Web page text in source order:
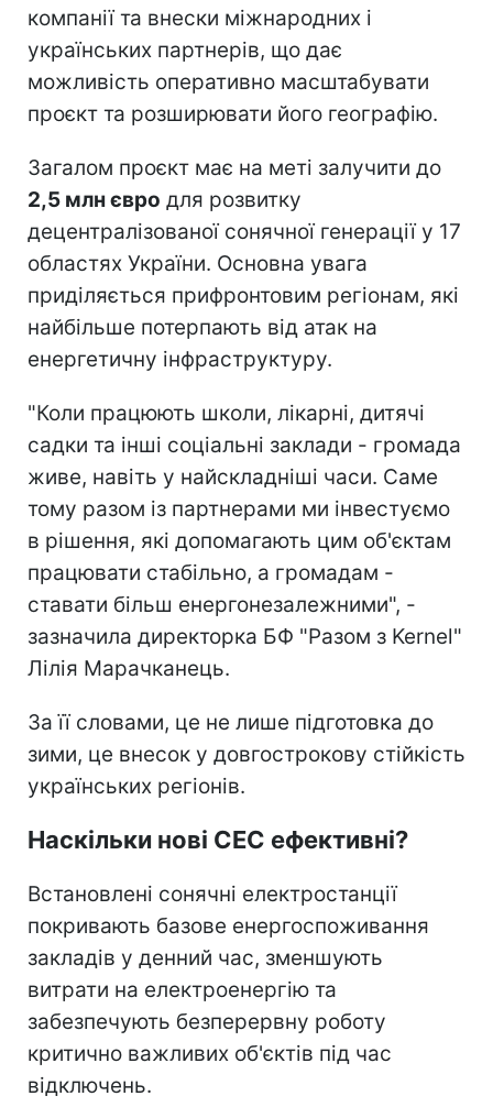
компанії та внески міжнародних і
українських партнерів, що дає
можливість оперативно масштабувати
проєкт та розширювати його географію.
Загалом проєкт має на меті залучити до
2,5 млн євро для розвитку
децентралізованої сонячної генерації у 17
областях України. Основна увага
приділяється прифронтовим регіонам, які
найбільше потерпають від атак на
енергетичну інфраструктуру.
"Коли працюють школи, лікарні, дитячі
садки та інші соціальні заклади - громада
живе, навіть у найскладніші часи. Саме
тому разом із партнерами ми інвестуємо
в рішення, які допомагають цим об'єктам
працювати стабільно, а громадам -
ставати більш енергонезалежними", -
зазначила директорка БФ "Разом з Kernel"
Лілія Марачканець.
За її словами, це не лише підготовка до
зими, це внесок у довгострокову стійкість
українських регіонів.
Наскільки нові СЕС ефективні?
Встановлені сонячні електростанції
покривають базове енергоспоживання
закладів у денний час, зменшують
витрати на електроенергію та
забезпечують безперервну роботу
критично важливих об'єктів під час
відключень.